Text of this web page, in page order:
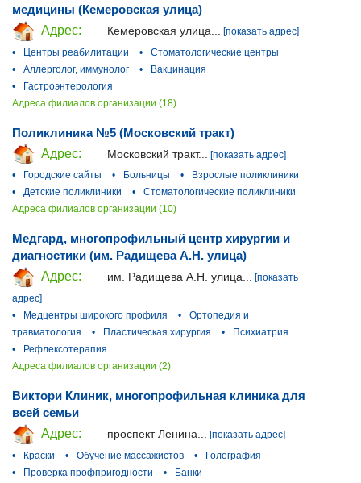
медицины (Кемеровская улица)
Адрес:
Кемеровская улица...
[показать адрес]
•
Центры реабилитации •
Стоматологические центры
•
Аллерголог, иммунолог •
Вакцинация
•
Гастроэнтерология
Адреса филиалов организации (18)
Поликлиника №5 (Московский тракт)
Адрес:
Московский тракт...
[показать адрес]
•
Городские сайты • Больницы •
Взрослые поликлиники
•
Детские поликлиники •
Стоматологические поликлиники
Адреса филиалов организации (10)
Медгард, многопрофильный центр хирургии и
диагностики (им. Радищева А.Н. улица)
Адрес:
им. Радищева А.Н. улица... [показать
адрес]
•
Медцентры широкого профиля •
Ортопедия и
травматология
• Пластическая хирургия •
Психиатрия
•
Рефлексотерапия
Адреса филиалов организации (2)
Виктори Клиник, многопрофильная клиника для
всей семьи
Адрес:
проспект Ленина... [показать адрес]
•
Краски • Обучение массажистов •
Голография
•
Проверка профпригодности • Банки